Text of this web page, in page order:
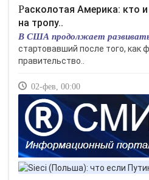
Расколотая Америка: кто и зачем выводит Техас
на тропу..
В США продолжает
стартовавший после того, как
правительство..
02-фев, 00:00